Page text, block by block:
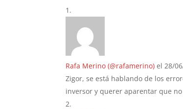
Rafa Merino (@rafamerino) el 28/
Zigor, se está hablando de los
inversor y querer aparentar que